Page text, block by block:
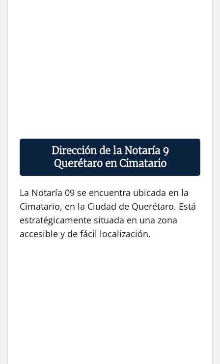
Dirección de la Notaría 9
Querétaro en Cimatario
La Notaría 09 se encuentra ubicada en la
Cimatario, en la Ciudad de Querétaro. Está
estratégicamente situada en una zona
accesible y de fácil localización.